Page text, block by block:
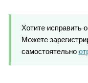
Хотите исправить
Можете
самостоятельно